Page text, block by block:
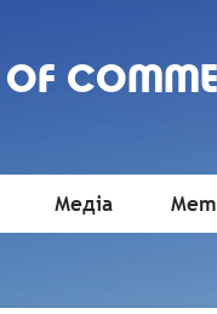
Медіа